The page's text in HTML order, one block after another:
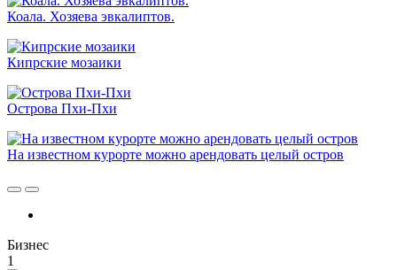
Коала. Хозяева эвкалиптов.
Кипрские мозаики
Острова Пхи-Пхи
На известном курорте можно арендовать целый остров
Бизнес
1